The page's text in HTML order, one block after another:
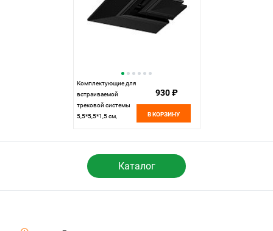
Комплектующие для
встраиваемой
трековой системы
5,5*5,5*1,5 см,
черный
930 ₽
В КОРЗИНУ
Каталог